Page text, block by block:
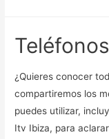
¿Quieres conocer
compartiremos los
puedes utilizar,
Itv Ibiza, para